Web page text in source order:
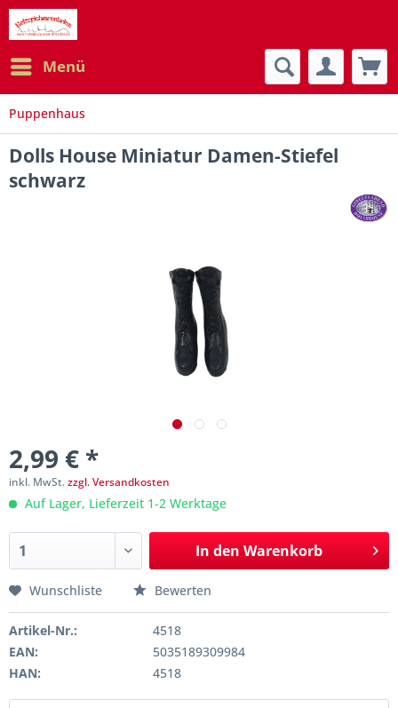
Menü
Puppenhaus
Dolls House Miniatur Damen-Stiefel
schwarz
2,99 € *
inkl. MwSt.zzgl. Versandkosten
Auf Lager, Lieferzeit 1-2 Werktage
In den Warenkorb
Wunschliste Bewerten
Artikel-Nr.:
4518
EAN:
5035189309984
HAN:
4518